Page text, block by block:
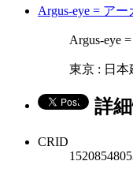
Argus-eye = ア
Argus-eye
東京 : 日本
詳
CRID